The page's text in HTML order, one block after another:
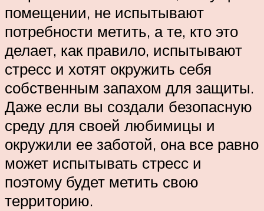
помещении, не испытывают
потребности метить, а те, кто это
делает, как правило, испытывают
стресс и хотят окружить себя
собственным запахом для защиты.
Даже если вы создали безопасную
среду для своей любимицы и
окружили ее заботой, она все равно
может испытывать стресс и
поэтому будет метить свою
территорию.